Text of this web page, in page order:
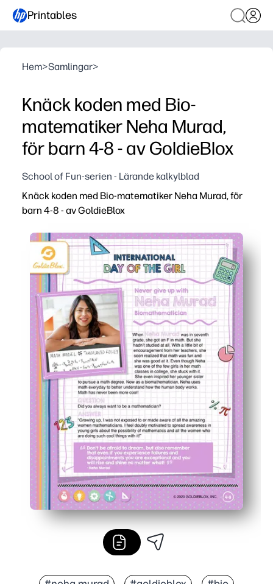
Printables
Hem>Samlingar>
Knäck koden med Bio-
matematiker Neha Murad,
för barn 4-8 - av GoldieBlox
School of Fun-serien - Lärande kalkylblad
Knäck koden med Bio-matematiker Neha Murad, för
barn 4-8 - av GoldieBlox
Du får en print-and-go STEM-aktivitet - ingen
Barn övar tidiga kodningsfärdigheter som mönster,
Perfekt för klassrum eller hem - använd för centra,
Bygger självförtroende och nyfikenhet när barn